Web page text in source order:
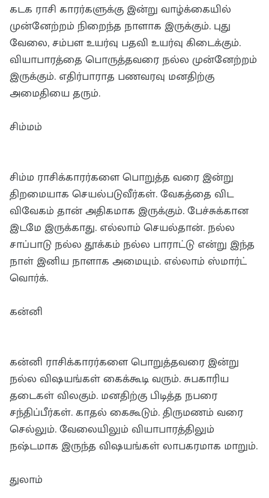
கடக ராசி காரர்களுக்கு இன்று வாழ்க்கையில்
முன்னேற்றம் நிறைந்த நாளாக இருக்கும். புது
வேலை, சம்பள உயர்வு பதவி உயர்வு கிடைக்கும்.
வியாபாரத்தை பொருத்தவரை நல்ல முன்னேற்றம்
இருக்கும். எதிர்பாராத பணவரவு மனதிற்கு
அமைதியை தரும்.
சிம்மம்
சிம்ம ராசிக்காரர்களை பொறுத்த வரை இன்று
திறமையாக செயல்படுவீர்கள். வேகத்தை விட
விவேகம் தான் அதிகமாக இருக்கும். பேச்சுக்கான
இடமே இருக்காது. எல்லாம் செயல்தான். நல்ல
சாப்பாடு நல்ல தூக்கம் நல்ல பாராட்டு என்று இந்த
நாள் இனிய நாளாக அமையும். எல்லாம் ஸ்மார்ட்
வொர்க்.
கன்னி
கன்னி ராசிக்காரர்களை பொறுத்தவரை இன்று
நல்ல விஷயங்கள் கைக்கூடி வரும். சுபகாரிய
தடைகள் விலகும். மனதிற்கு பிடித்த நபரை
சந்திப்பீர்கள். காதல் கைகூடும். திருமணம் வரை
செல்லும். வேலையிலும் வியாபாரத்திலும்
நஷ்டமாக இருந்த விஷயங்கள் லாபகரமாக மாறும்.
துலாம்